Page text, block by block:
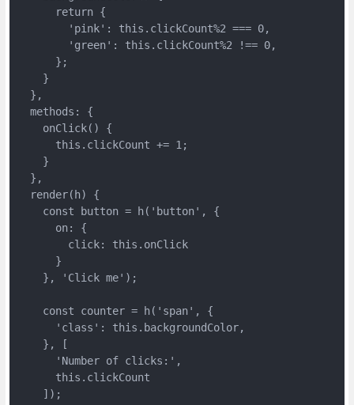
      return {
        'pink': this.clickCount%2 === 0,
        'green': this.clickCount%2 !== 0,
      };
    }
  },
  methods: {
    onClick() {
      this.clickCount += 1;
    }
  },
  render(h) {
    const button = h('button', {
      on: {
        click: this.onClick
      }
    }, 'Click me');
    const counter = h('span', {
      'class': this.backgroundColor,
    }, [
      'Number of clicks:',
      this.clickCount
    ]);